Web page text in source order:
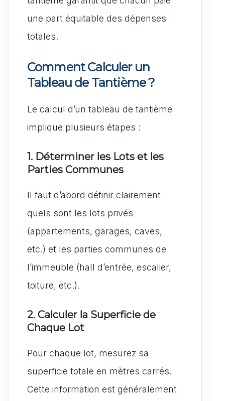
une part équitable des dépenses
totales.
Comment Calculer un
Tableau de Tantième ?
Le calcul d’un tableau de tantième
implique plusieurs étapes :
1. Déterminer les Lots et les
Parties Communes
Il faut d’abord définir clairement
quels sont les lots privés
(appartements, garages, caves,
etc.) et les parties communes de
l’immeuble (hall d’entrée, escalier,
toiture, etc.).
2. Calculer la Superficie de
Chaque Lot
Pour chaque lot, mesurez sa
superficie totale en mètres carrés.
Cette information est généralement